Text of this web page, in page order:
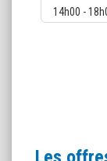
14h00 -